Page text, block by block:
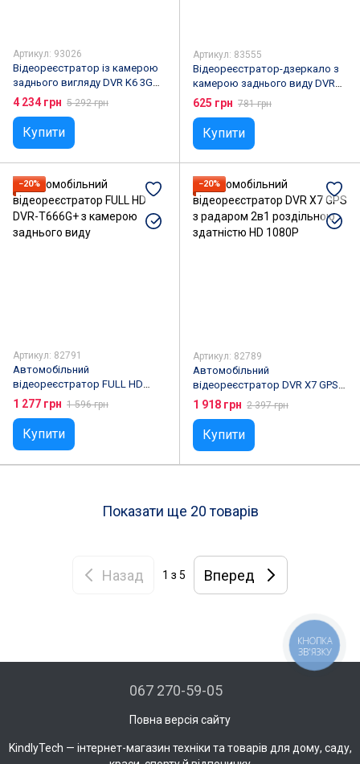
Артикул: 93026
Відеореєстратор із камерою
заднього вигляду DVR K6 3G
Android 5.1 на торпеду, екран
7", Bluetooth, GPS навігатор
4 234 грн 5 292 грн
Купити
Артикул: 83555
Відеореєстратор-дзеркало з
камерою заднього виду DVR
L9000-2JR
625 грн 781 грн
Купити
−20%
Артикул: 82791
Автомобільний
відеореєстратор FULL HD
DVR-T666G+ з камерою
заднього виду
1 277 грн 1 596 грн
Купити
−20%
Артикул: 82789
Автомобільний
відеореєстратор DVR X7 GPS з
радаром 2в1 роздільною
здатністю HD 1080P
1 918 грн 2 397 грн
Купити
Показати ще 20 товарів
Назад 1 з 5 Вперед
067 270-59-05
Повна версія сайту
KindlyTech — інтернет-магазин техніки та товарів для дому, саду,
КНОПКА
ЗВ'ЯЗКУ